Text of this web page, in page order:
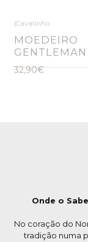
32,90€
Onde o
No coração do
tradição numa